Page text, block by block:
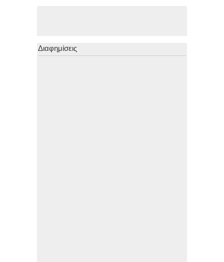
Διαφημίσεις